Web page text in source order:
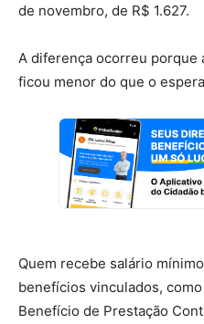
de novembro, de R$ 1.627.
A diferença ocorreu porque
ficou menor do que o
Quem recebe salário
benefícios vinculados,
Benefício de Prestação